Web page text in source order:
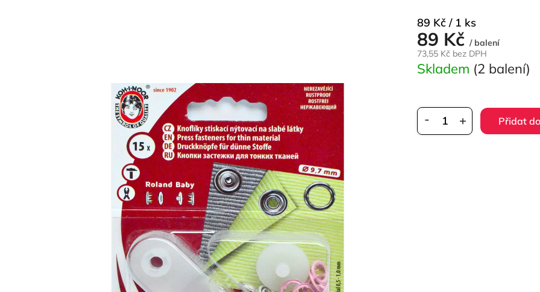
89 Kč / balení
73,55 Kč bez DPH
Měrná
cena:
89 Kč / 1 ks
Skladem (2 balení)
Přidat